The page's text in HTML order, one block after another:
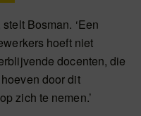
Bosman. ‘Een
hoeft niet
docenten, die
door dit
zich te nemen.’